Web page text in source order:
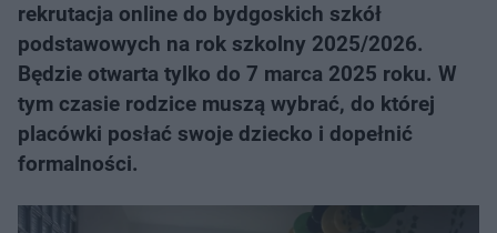
rekrutacja online do bydgoskich szkół
podstawowych na rok szkolny 2025/2026.
Będzie otwarta tylko do 7 marca 2025 roku. W
tym czasie rodzice muszą wybrać, do której
placówki posłać swoje dziecko i dopełnić
formalności.